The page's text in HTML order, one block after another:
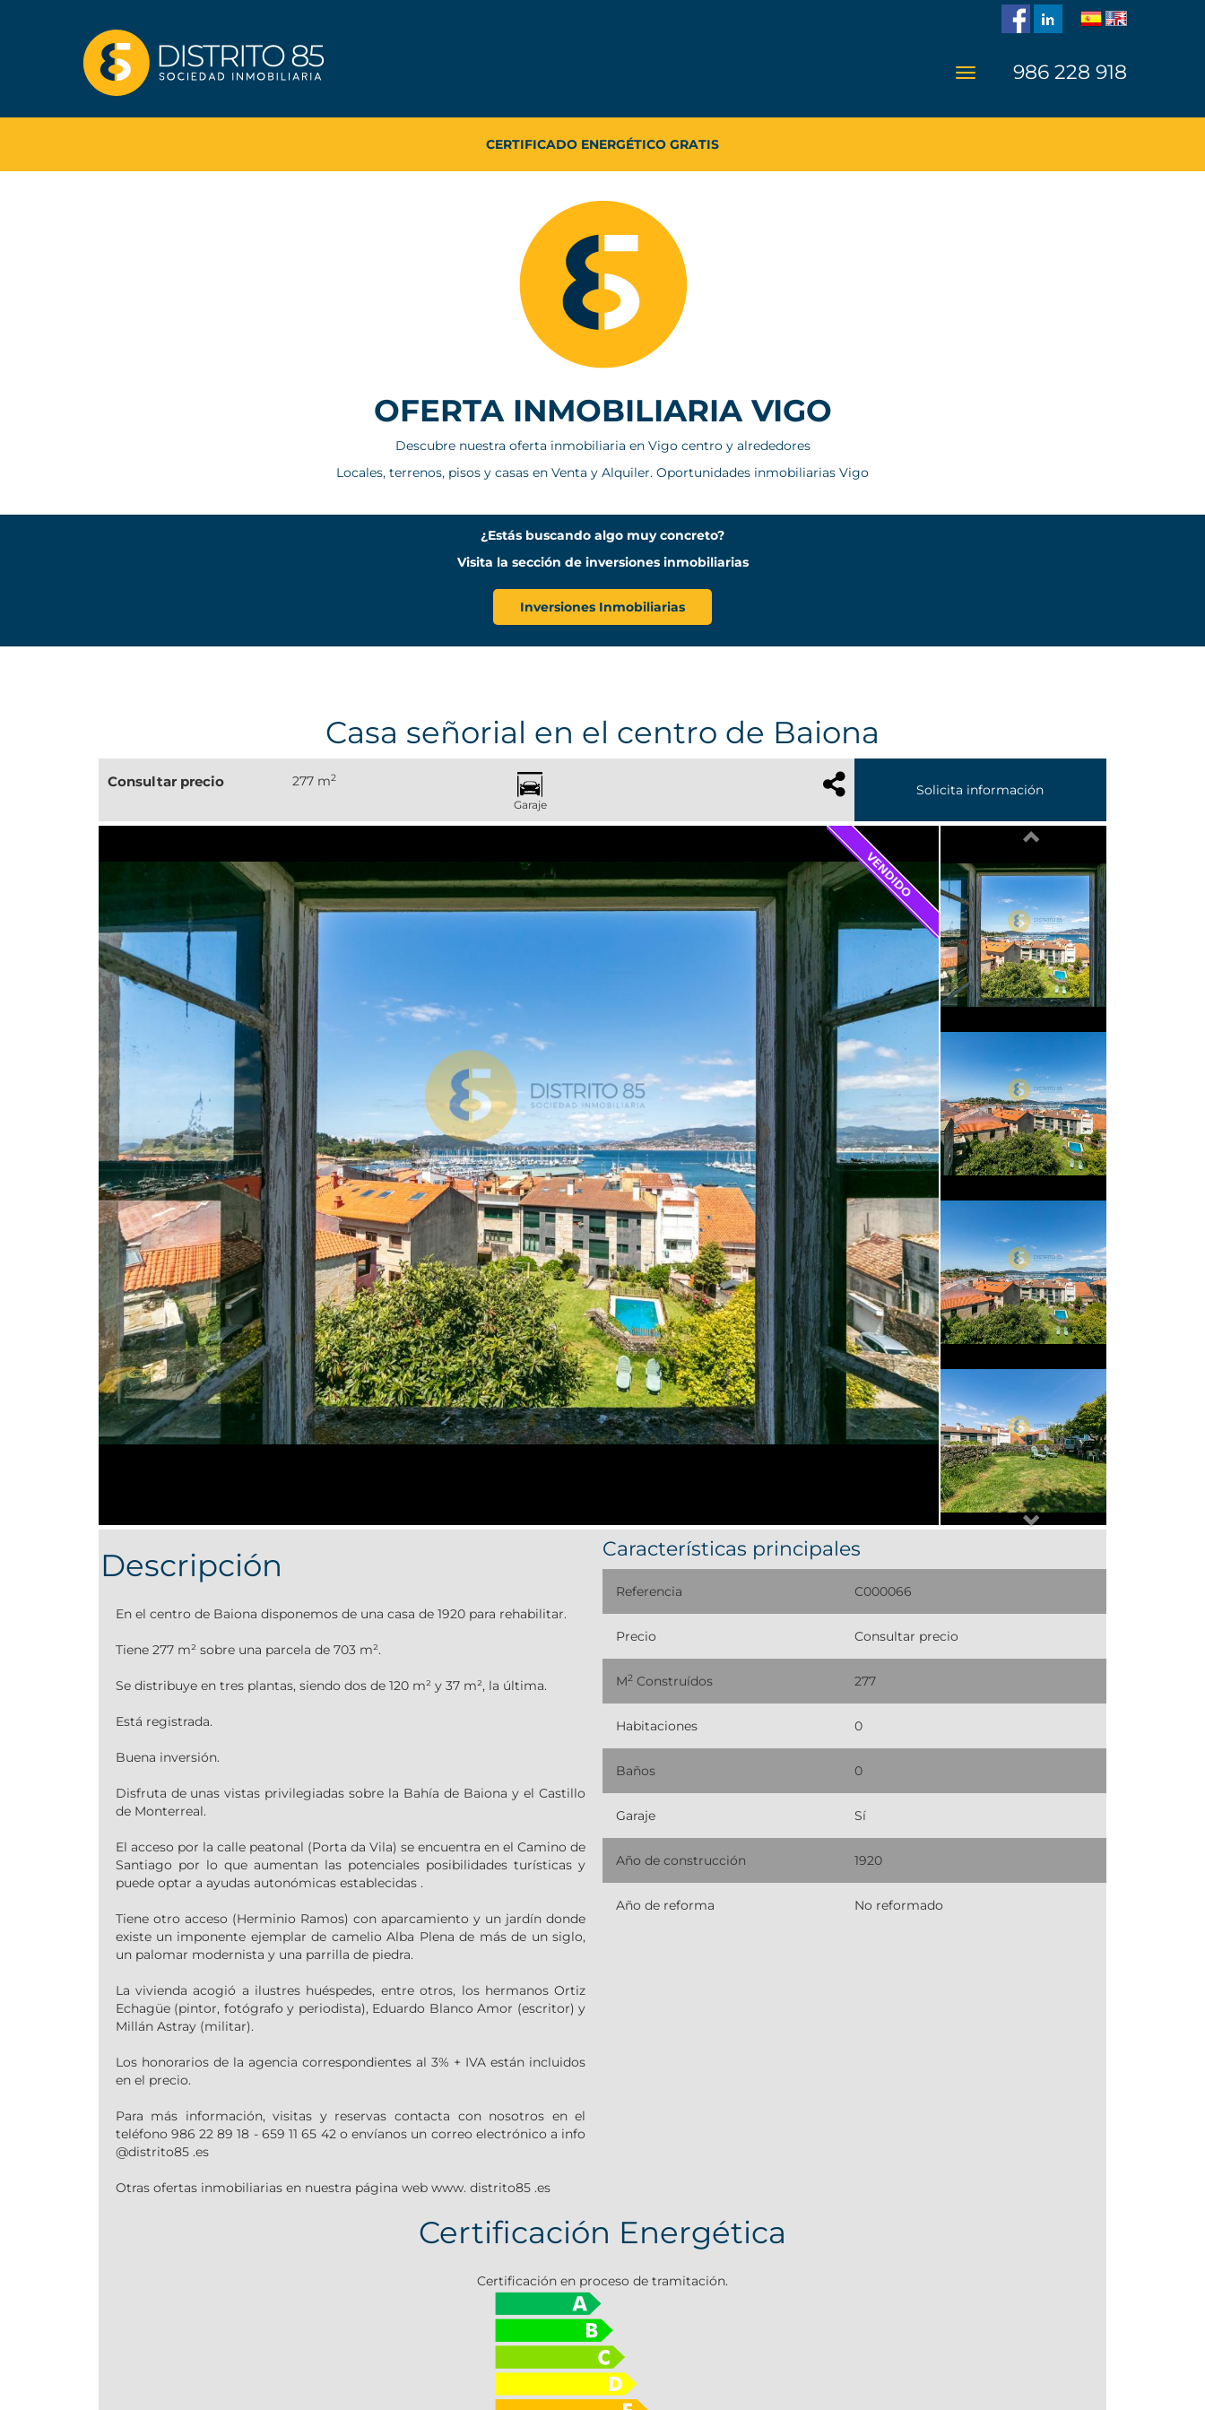
986 228 918
TASACIÓN DE VIVIENDA GRATIS
OFERTA INMOBILIARIA VIGO
Descubre nuestra oferta inmobiliaria en Vigo centro y alrededores
Locales, terrenos, pisos y casas en Venta y Alquiler. Oportunidades inmobiliarias Vigo
¿Estás buscando algo muy concreto?
Visita la sección de inversiones inmobiliarias
Inversiones Inmobiliarias
Casa señorial en el centro de Baiona
Consultar precio 277 m2
Garaje
Solicita información
Next
Descripción
En el centro de Baiona disponemos de una casa de 1920 para rehabilitar.
Tiene 277 m² sobre una parcela de 703 m².
Se distribuye en tres plantas, siendo dos de 120 m² y 37 m², la última.
Está registrada.
Buena inversión.
Disfruta de unas vistas privilegiadas sobre la Bahía de Baiona y el Castillo
de Monterreal.
El acceso por la calle peatonal (Porta da Vila) se encuentra en el Camino de
Santiago por lo que aumentan las potenciales posibilidades turísticas y
puede optar a ayudas autonómicas establecidas .
Tiene otro acceso (Herminio Ramos) con aparcamiento y un jardín donde
existe un imponente ejemplar de camelio Alba Plena de más de un siglo,
un palomar modernista y una parrilla de piedra.
La vivienda acogió a ilustres huéspedes, entre otros, los hermanos Ortiz
Echagüe (pintor, fotógrafo y periodista), Eduardo Blanco Amor (escritor) y
Millán Astray (militar).
Los honorarios de la agencia correspondientes al 3% + IVA están incluidos
en el precio.
Para más información, visitas y reservas contacta con nosotros en el
teléfono 986 22 89 18 - 659 11 65 42 o envíanos un correo electrónico a info
@distrito85 .es
Otras ofertas inmobiliarias en nuestra página web www. distrito85 .es
Características principales
Referencia C000066
Precio Consultar precio
M2 Construídos 277
Habitaciones 0
Baños 0
Garaje Sí
Año de construcción 1920
Año de reforma No reformado
Certificación Energética
Certificación en proceso de tramitación.